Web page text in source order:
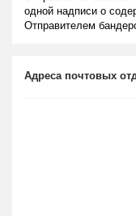
одной надписи о
Отправителем
Адреса почтовых